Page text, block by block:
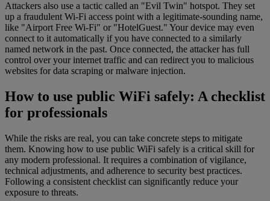
Attackers also use a tactic called an "Evil Twin" hotspot. They set
up a fraudulent Wi-Fi access point with a legitimate-sounding name,
like "Airport Free Wi-Fi" or "HotelGuest." Your device may even
connect to it automatically if you have connected to a similarly
named network in the past. Once connected, the attacker has full
control over your internet traffic and can redirect you to malicious
websites for data scraping or malware injection.
How to use public WiFi safely: A checklist
for professionals
While the risks are real, you can take concrete steps to mitigate
them. Knowing how to use public WiFi safely is a critical skill for
any modern professional. It requires a combination of vigilance,
technical adjustments, and adherence to security best practices.
Following a consistent checklist can significantly reduce your
exposure to threats.